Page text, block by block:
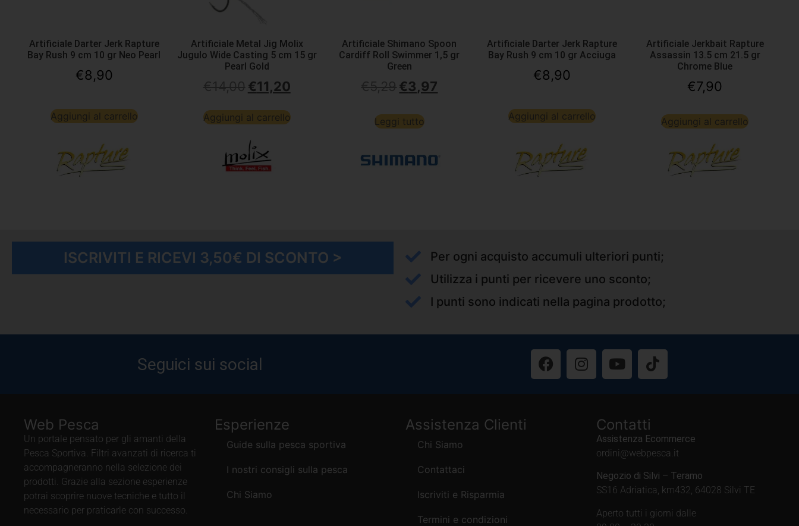
Artificiale Darter Jerk Rapture
Bay Rush 9 cm 10 gr Neo Pearl
€8,90
Aggiungi al carrello
Artificiale Metal Jig Molix
Jugulo Wide Casting 5 cm 15 gr
Pearl Gold
€11,20
Aggiungi al carrello
Artificiale Shimano Spoon
Cardiff Roll Swimmer 1,5 gr
Green
€3,97
Leggi tutto
Artificiale Darter Jerk Rapture
Bay Rush 9 cm 10 gr Acciuga
€8,90
Aggiungi al carrello
Artificiale Jerkbait Rapture
Assassin 13.5 cm 21.5 gr
Chrome Blue
€7,90
Aggiungi al carrello
ISCRIVITI E RICEVI 3,50€ DI SCONTO >
Per ogni acquisto accumuli ulteriori punti;
Utilizza i punti per ricevere uno sconto;
I punti sono indicati nella pagina prodotto;
Seguici sui social
Web Pesca
Un portale pensato per gli amanti della
Pesca Sportiva. Filtri avanzati di ricerca ti
accompagneranno nella selezione dei
prodotti. Grazie alla sezione esperienze
potrai scoprire nuove tecniche e tutto il
necessario per praticarle con successo.
Esperienze
Guide sulla pesca sportiva
I nostri consigli sulla pesca
Chi Siamo
Assistenza Clienti
Chi Siamo
Contattaci
Iscriviti e Risparmia
Termini e condizioni
Contatti
Assistenza Ecommerce
ordini@webpesca.it
Negozio di Silvi – Teramo
SS16 Adriatica, km432, 64028 Silvi TE
Aperto tutti i giorni dalle